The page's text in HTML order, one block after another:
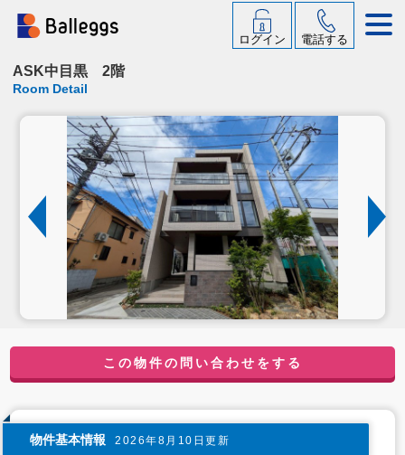
ログイン 電話する
ASK中目黒 2階
Room Detail
この物件の問い合わせをする
物件基本情報 2026年8月10日更新